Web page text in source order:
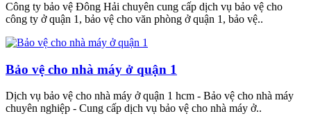
Công ty bảo vệ Đông Hải chuyên cung cấp dịch vụ bảo vệ cho
công ty ở quận 1, bảo vệ cho văn phòng ở quận 1, bảo vệ..
Bảo vệ cho nhà máy ở quận 1
Dịch vụ bảo vệ cho nhà máy ở quận 1 hcm - Bảo vệ cho nhà máy
chuyên nghiệp - Cung cấp dịch vụ bảo vệ cho nhà máy ở..